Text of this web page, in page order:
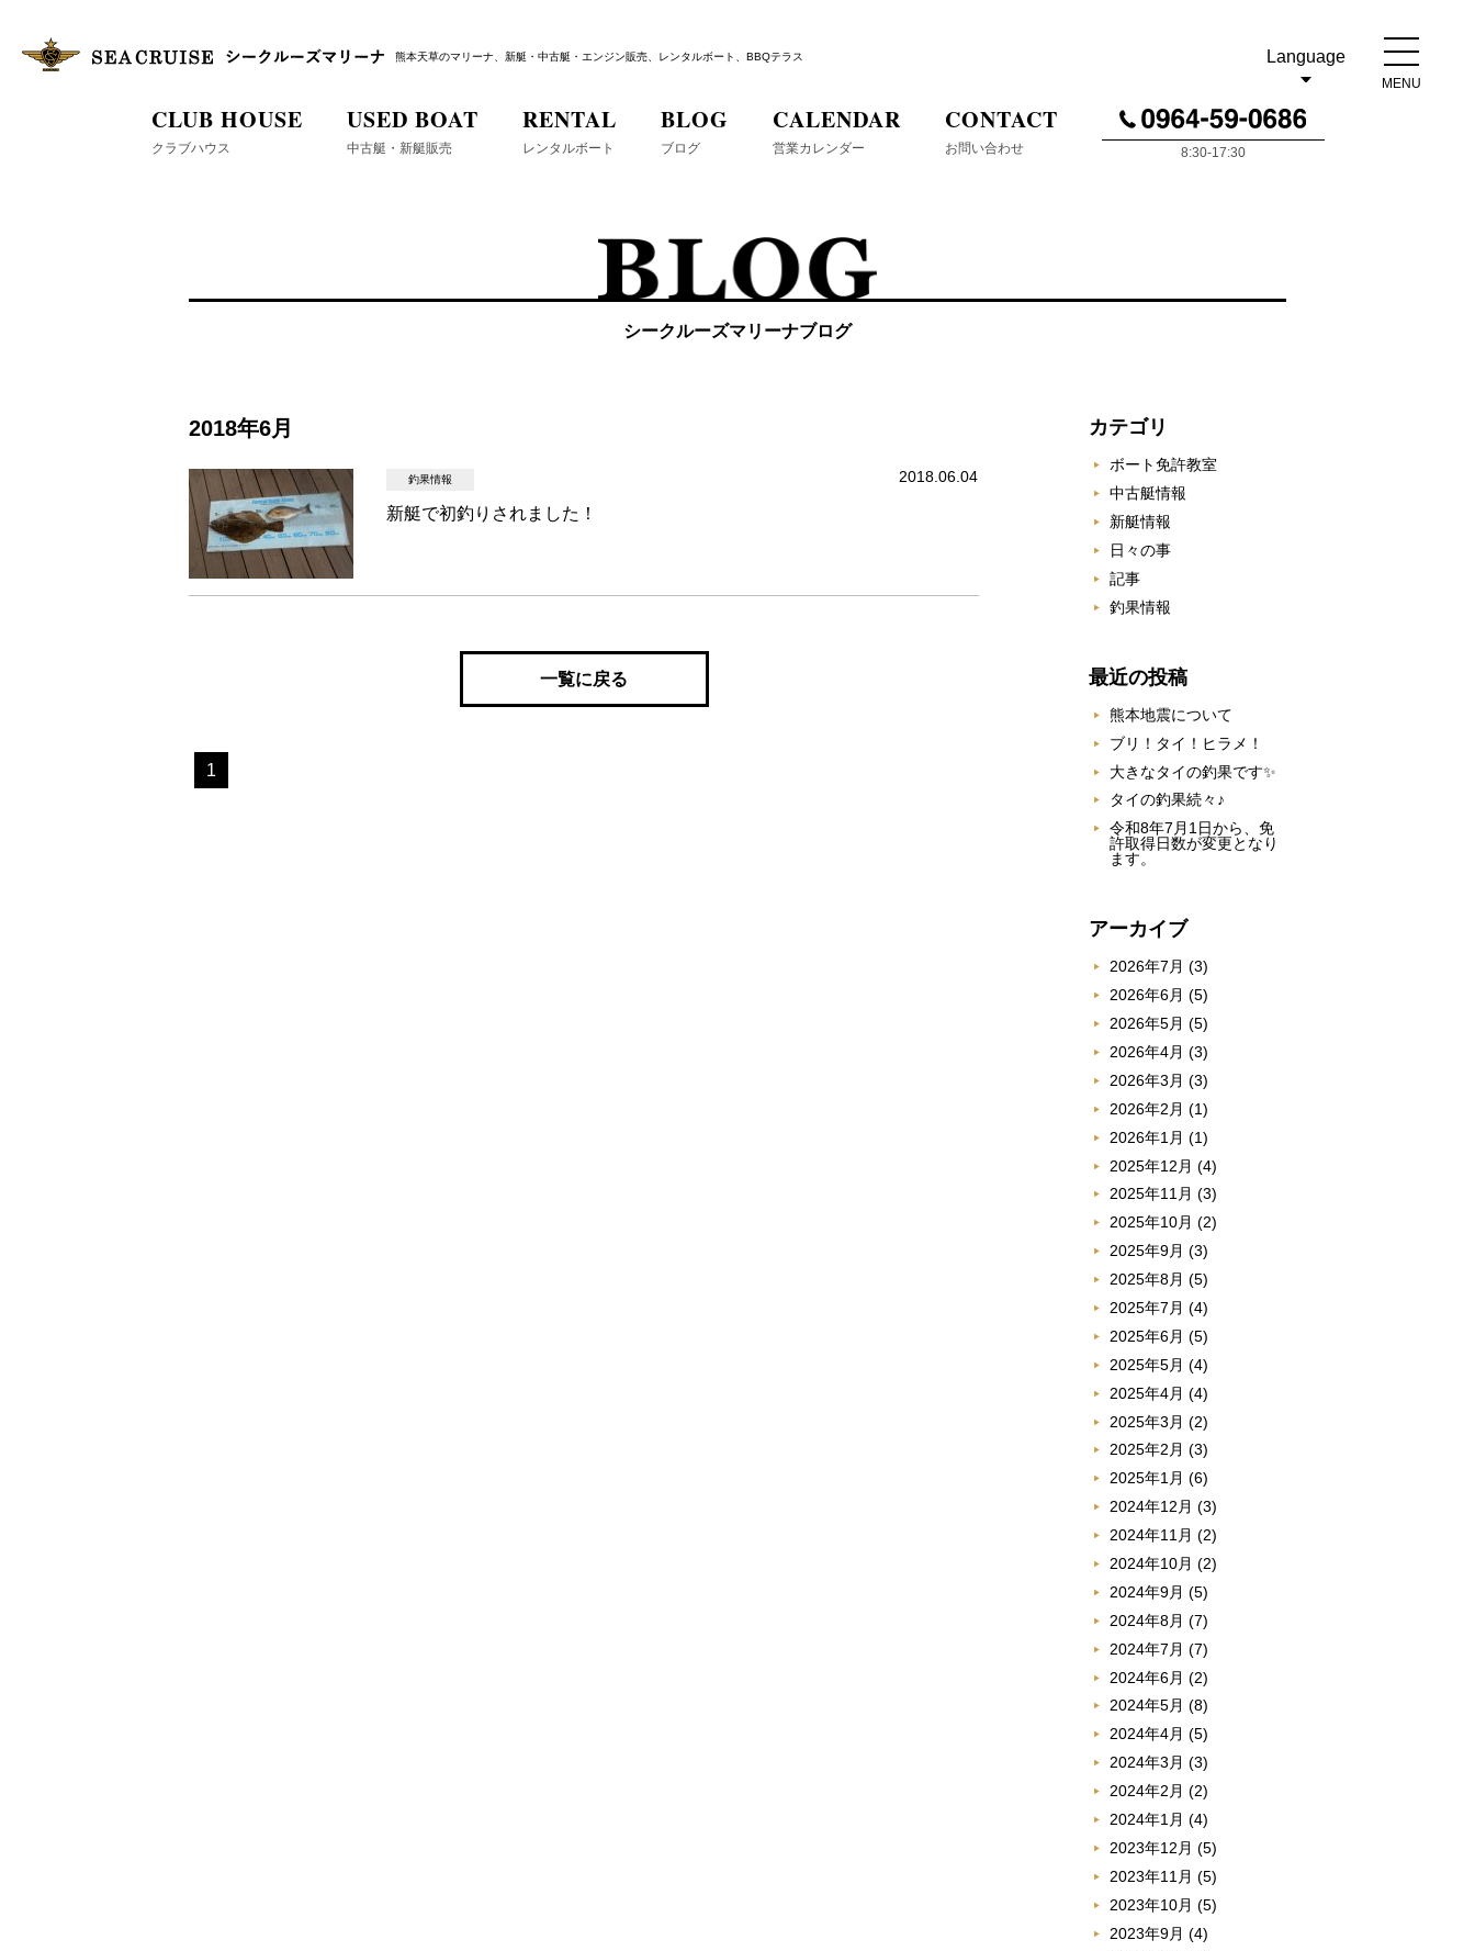
熊本天草のマリーナ、新艇・中古艇・エンジン販売、レンタルボート、BBQテラス Language
MENU
CLUB HOUSE
クラブハウス
USED BOAT
中古艇・新艇販売
RENTAL
レンタルボート
BLOG
ブログ
CALENDAR
営業カレンダー
CONTACT
お問い合わせ 8:30-17:30
シークルーズマリーナブログ
2018年6月
釣果情報 2018.06.04
新艇で初釣りされました！
一覧に戻る
1
カテゴリ
ボート免許教室
中古艇情報
新艇情報
日々の事
記事
釣果情報
最近の投稿
熊本地震について
ブリ！タイ！ヒラメ！
大きなタイの釣果です✨
タイの釣果続々♪
令和8年7月1日から、免
許取得日数が変更となり
ます。
アーカイブ
2026年7月 (3)
2026年6月 (5)
2026年5月 (5)
2026年4月 (3)
2026年3月 (3)
2026年2月 (1)
2026年1月 (1)
2025年12月 (4)
2025年11月 (3)
2025年10月 (2)
2025年9月 (3)
2025年8月 (5)
2025年7月 (4)
2025年6月 (5)
2025年5月 (4)
2025年4月 (4)
2025年3月 (2)
2025年2月 (3)
2025年1月 (6)
2024年12月 (3)
2024年11月 (2)
2024年10月 (2)
2024年9月 (5)
2024年8月 (7)
2024年7月 (7)
2024年6月 (2)
2024年5月 (8)
2024年4月 (5)
2024年3月 (3)
2024年2月 (2)
2024年1月 (4)
2023年12月 (5)
2023年11月 (5)
2023年10月 (5)
2023年9月 (4)